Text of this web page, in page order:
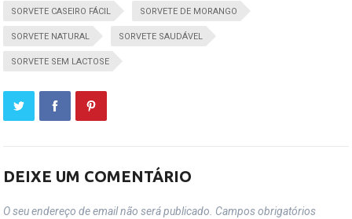
SORVETE CASEIRO FÁCIL SORVETE DE MORANGO
SORVETE NATURAL SORVETE SAUDÁVEL
SORVETE SEM LACTOSE
DEIXE UM COMENTÁRIO
O seu endereço de email não será publicado. Campos obrigatórios